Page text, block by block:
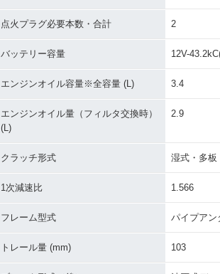
点火プラグ必要本数・合計 2
バッテリー容量 12V-
エンジンオイル容量※全容量 (L) 3.4
エンジンオイル量（フィルタ交換時）
(L)
2.9
クラッチ形式 湿式・多板
1次減速比 1.566
フレーム型式 パイプアン
トレール量 (mm) 103